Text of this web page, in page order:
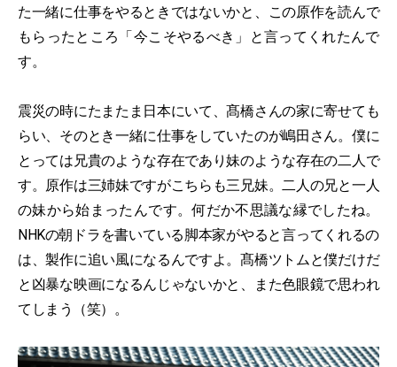
た一緒に仕事をやるときではないかと、この原作を読んで
もらったところ「今こそやるべき」と言ってくれたんで
す。
震災の時にたまたま日本にいて、髙橋さんの家に寄せても
らい、そのとき一緒に仕事をしていたのが嶋田さん。僕に
とっては兄貴のような存在であり妹のような存在の二人で
す。原作は三姉妹ですがこちらも三兄妹。二人の兄と一人
の妹から始まったんです。何だか不思議な縁でしたね。
NHKの朝ドラを書いている脚本家がやると言ってくれるの
は、製作に追い風になるんですよ。髙橋ツトムと僕だけだ
と凶暴な映画になるんじゃないかと、また色眼鏡で思われ
てしまう（笑）。